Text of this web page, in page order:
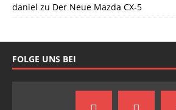
daniel zu Der Neue Mazda CX-5
FOLGE UNS BEI